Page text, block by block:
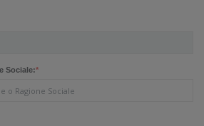
Sociale:*